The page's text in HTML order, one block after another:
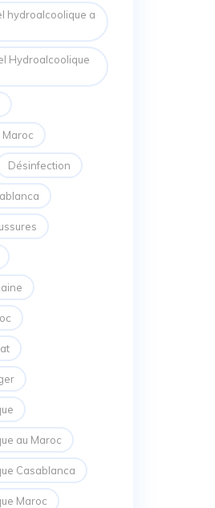
hydroalcoolique a
Hydroalcoolique
Désinfection
au Maroc
Casablanca
Maroc